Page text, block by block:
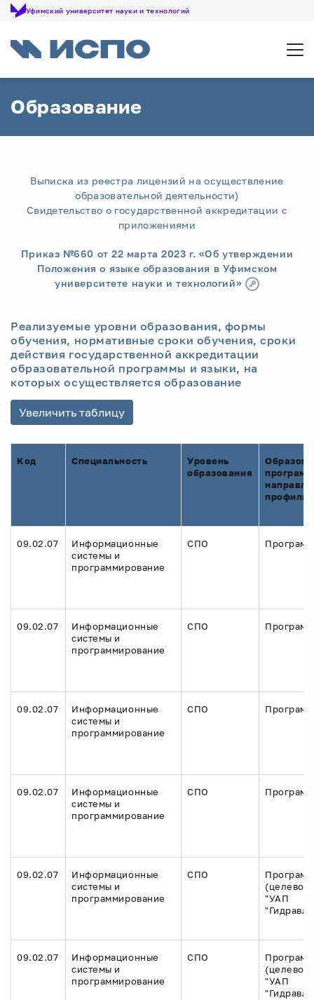
Уфимский университет науки и технологий
Образование
Выписка из реестра лицензий на осуществление
образовательной деятельности)
Свидетельство о государственной аккредитации с
приложениями
Приказ №660 от 22 марта 2023 г. «Об утверждении
Положения о языке образования в Уфимском
университете науки и технологий»
Реализуемые уровни образования, формы
обучения, нормативные сроки обучения, сроки
действия государственной аккредитации
образовательной программы и языки, на
которых осуществляется образование
Увеличить таблицу
Код Специальность
Уровень
образования
профиль
09.02.07
Информационные
системы и
программирование
СПО
09.02.07
Информационные
системы и
программирование
СПО
09.02.07
Информационные
системы и
программирование
СПО
09.02.07
Информационные
системы и
программирование
СПО
09.02.07
Информационные
системы и
программирование
СПО
(целевое
"УАП
09.02.07
Информационные
системы и
программирование
СПО
(целевое
"УАП